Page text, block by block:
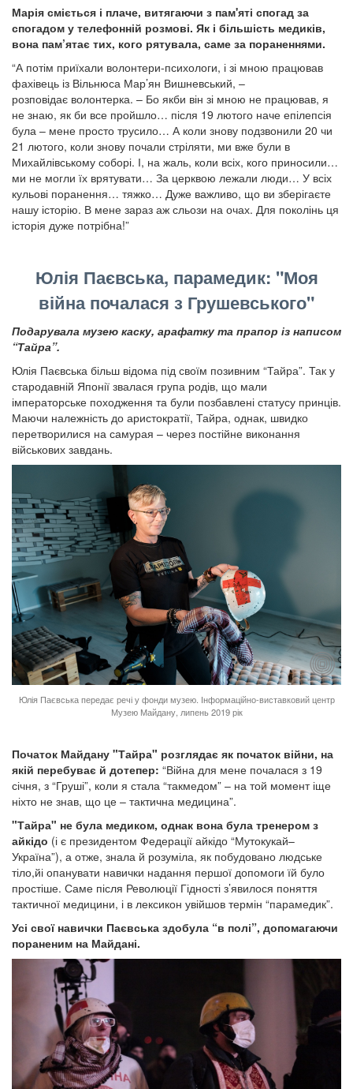
Марія сміється і плаче, витягаючи з пам'яті спогад за
спогадом у телефонній розмові. Як і більшість медиків,
вона пам’ятає тих, кого рятувала, саме за пораненнями.
“А потім приїхали волонтери-психологи, і зі мною працював
фахівець із Вільнюса Мар’ян Вишневський, –
розповідає волонтерка. – Бо якби він зі мною не працював, я
не знаю, як би все пройшло… після 19 лютого наче епілепсія
була – мене просто трусило… А коли знову подзвонили 20 чи
21 лютого, коли знову почали стріляти, ми вже були в
Михайлівському соборі. І, на жаль, коли всіх, кого приносили…
ми не могли їх врятувати… За церквою лежали люди… У всіх
кульові поранення… тяжко… Дуже важливо, що ви зберігаєте
нашу історію. В мене зараз аж сльози на очах. Для поколінь ця
історія дуже потрібна!”
Юлія Паєвська, парамедик: "Моя
війна почалася з Грушевського"
Подарувала музею каску, арафатку та прапор із написом
“Тайра”.
Юлія Паєвська більш відома під своїм позивним “Тайра”. Так у
стародавній Японії звалася група родів, що мали
імператорське походження та були позбавлені статусу принців.
Маючи належність до аристократії, Тайра, однак, швидко
перетворилися на самурая – через постійне виконання
військових завдань.
Юлія Паєвська передає речі у фонди музею. Інформаційно-виставковий центр
Музею Майдану, липень 2019 рік
Початок Майдану "Тайра" розглядає як початок війни, на
якій перебуває й дотепер: “Війна для мене почалася з 19
січня, з “Груші”, коли я стала “такмедом” – на той момент іще
ніхто не знав, що це – тактична медицина”.
"Тайра" не була медиком, однак вона була тренером з
айкідо (і є президентом Федерації айкідо “Мутокукай–
Україна”), а отже, знала й розуміла, як побудовано людське
тіло,йі опанувати навички надання першої допомоги їй було
простіше. Саме після Революції Гідності з’явилося поняття
тактичної медицини, і в лексикон увійшов термін “парамедик”.
Усі свої навички Паєвська здобула “в полі”, допомагаючи
пораненим на Майдані.